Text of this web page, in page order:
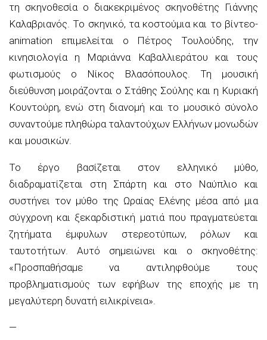
τη σκηνοθεσία ο διακεκριμένος σκηνοθέτης Γιάννης
Καλαβριανός. Το σκηνικό, τα κοστούμια και το βίντεο-
animation επιμελείται ο Πέτρος Τουλούδης, την
κινησιολογία η Μαριάννα Καβαλλιεράτου και τους
φωτισμούς ο Νίκος Βλασόπουλος. Τη μουσική
διεύθυνση μοιράζονται ο Στάθης Σούλης και η Κυριακή
Κουντούρη, ενώ στη διανομή και το μουσικό σύνολο
συναντούμε πληθώρα ταλαντούχων Ελλήνων μονωδών
και μουσικών.
Το έργο βασίζεται στον ελληνικό μύθο,
διαδραματίζεται στη Σπάρτη και στο Ναύπλιο και
συστήνει τον μύθο της Ωραίας Ελένης μέσα από μια
σύγχρονη και ξεκαρδιστική ματιά που πραγματεύεται
ζητήματα έμφυλων στερεοτύπων, ρόλων και
ταυτοτήτων. Αυτό σημειώνει και ο σκηνοθέτης:
«Προσπαθήσαμε να αντιληφθούμε τους
προβληματισμούς των εφήβων της εποχής με τη
μεγαλύτερη δυνατή ειλικρίνεια».
—